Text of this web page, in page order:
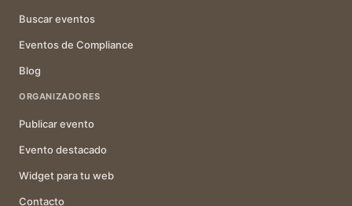
Buscar eventos
Eventos de Compliance
Blog
ORGANIZADORES
Publicar evento
Evento destacado
Widget para tu web
Contacto